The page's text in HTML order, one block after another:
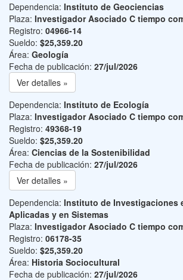
Dependencia: Instituto de Geociencias
Plaza: Investigador Asociado C tiempo
Registro: 04966-14
Sueldo: $25,359.20
Área: Geología
Fecha de publicación: 27/jul/2026
Ver detalles »
Dependencia: Instituto de Ecología
Plaza: Investigador Asociado C tiempo
Registro: 49368-19
Sueldo: $25,359.20
Área: Ciencias de la Sostenibilidad
Fecha de publicación: 27/jul/2026
Ver detalles »
Dependencia: Instituto de Investigaciones
Aplicadas y en Sistemas
Plaza: Investigador Asociado C tiempo
Registro: 06178-35
Sueldo: $25,359.20
Área: Historia Sociocultural
Fecha de publicación: 27/jul/2026